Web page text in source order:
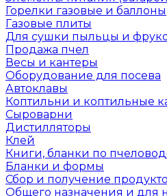
Горелки газовые и баллоны
Газовые плиты
Для сушки пыльцы и
Продажа пчел
Весы и кантеры
Оборудование для посева
Автоклавы
Коптильни и коптильные
Сыроварни
Дистилляторы
Клей
Книги, бланки по
Бланки и формы
Сбор и получение
Общего назначения и для